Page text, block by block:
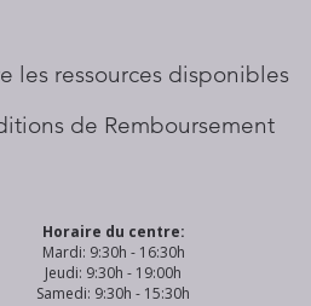
les ressources disponibles
de Remboursement
Horaire du centre:
Mardi: 9:30h - 16:30h
Jeudi: 9:30h - 19:00h
Samedi: 9:30h - 15:30h